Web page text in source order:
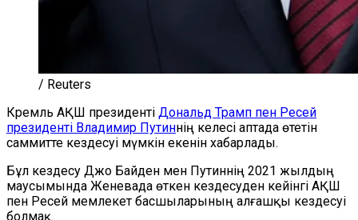
/ Reuters
Кремль АҚШ президенті Дональд Трамп пен Ресей
президенті Владимир Путиннің келесі аптада өтетін
саммитте кездесуі мүмкін екенін хабарлады.
Бұл кездесу Джо Байден мен Путиннің 2021 жылдың
маусымында Женевада өткен кездесуден кейінгі АҚШ
пен Ресей мемлекет басшыларының алғашқы кездесуі
болмақ.